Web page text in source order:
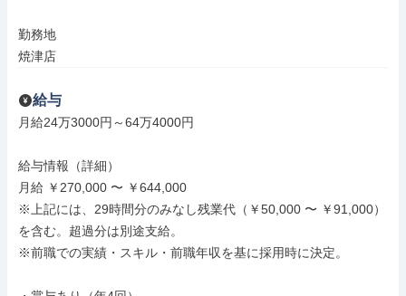
勤務地
焼津店
給与
月給24万3000円～64万4000円
給与情報（詳細）
月給 ￥270,000 〜 ￥644,000
※上記には、29時間分のみなし残業代（￥50,000 〜 ￥91,000）
を含む。超過分は別途支給。
※前職での実績・スキル・前職年収を基に採用時に決定。